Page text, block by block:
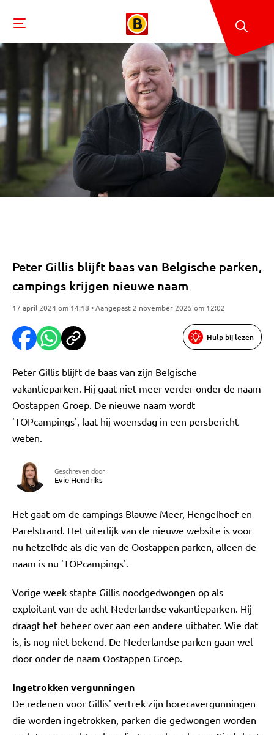
Peter Gillis blijft baas van Belgische parken,
campings krijgen nieuwe naam
17 april 2024 om 14:18 • Aangepast 2 november 2025 om 12:02
Hulp bij lezen
Peter Gillis blijft de baas van zijn Belgische
vakantieparken. Hij gaat niet meer verder onder de naam
Oostappen Groep. De nieuwe naam wordt
'TOPcampings', laat hij woensdag in een persbericht
weten.
Geschreven door
Evie Hendriks
Het gaat om de campings Blauwe Meer, Hengelhoef en
Parelstrand. Het uiterlijk van de nieuwe website is voor
nu hetzelfde als die van de Oostappen parken, alleen de
naam is nu 'TOPcampings'.
Vorige week stapte Gillis noodgedwongen op als
exploitant van de acht Nederlandse vakantieparken. Hij
draagt het beheer over aan een andere uitbater. Wie dat
is, is nog niet bekend. De Nederlandse parken gaan wel
door onder de naam Oostappen Groep.
Ingetrokken vergunningen
De redenen voor Gillis' vertrek zijn horecavergunningen
die worden ingetrokken, parken die gedwongen worden